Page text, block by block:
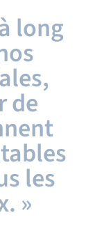
long
de
les
»